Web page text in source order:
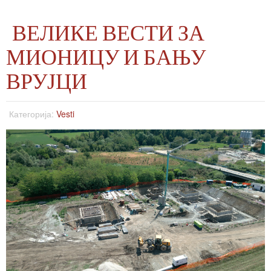
ВЕЛИКЕ ВЕСТИ ЗА
МИОНИЦУ И БАЊУ
ВРУЈЦИ
Категорија: Vesti